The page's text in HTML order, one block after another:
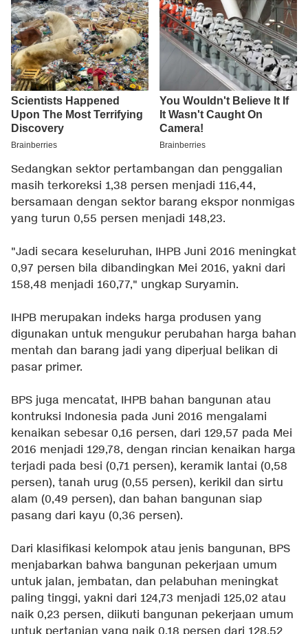
Sedangkan sektor pertambangan dan penggalian
masih terkoreksi 1,38 persen menjadi 116,44,
bersamaan dengan sektor barang ekspor nonmigas
yang turun 0,55 persen menjadi 148,23.
"Jadi secara keseluruhan, IHPB Juni 2016 meningkat
0,97 persen bila dibandingkan Mei 2016, yakni dari
158,48 menjadi 160,77," ungkap Suryamin.
IHPB merupakan indeks harga produsen yang
digunakan untuk mengukur perubahan harga bahan
mentah dan barang jadi yang diperjual belikan di
pasar primer.
BPS juga mencatat, IHPB bahan bangunan atau
kontruksi Indonesia pada Juni 2016 mengalami
kenaikan sebesar 0,16 persen, dari 129,57 pada Mei
2016 menjadi 129,78, dengan rincian kenaikan harga
terjadi pada besi (0,71 persen), keramik lantai (0,58
persen), tanah urug (0,55 persen), kerikil dan sirtu
alam (0,49 persen), dan bahan bangunan siap
pasang dari kayu (0,36 persen).
Dari klasifikasi kelompok atau jenis bangunan, BPS
menjabarkan bahwa bangunan pekerjaan umum
untuk jalan, jembatan, dan pelabuhan meningkat
paling tinggi, yakni dari 124,73 menjadi 125,02 atau
naik 0,23 persen, diikuti bangunan pekerjaan umum